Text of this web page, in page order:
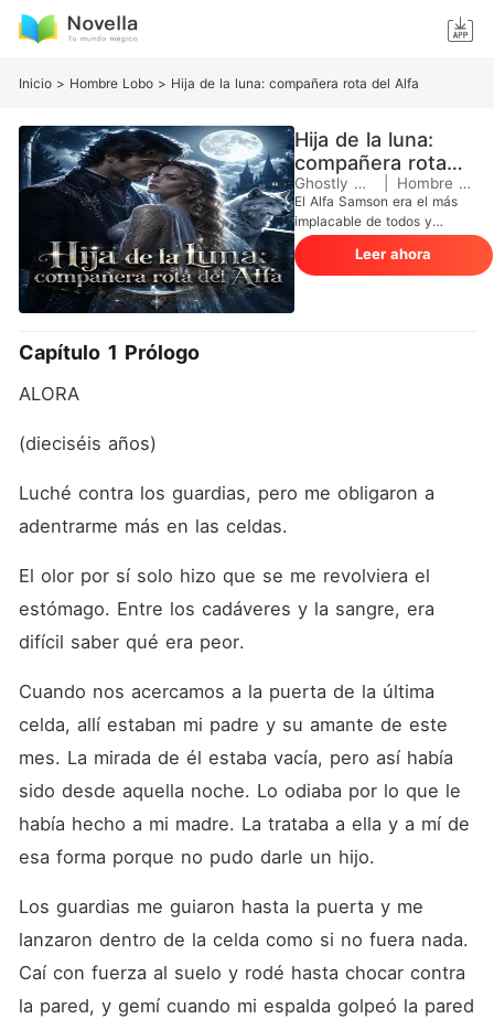
Inicio > Hombre Lobo > Hija de la luna: compañera rota del Alfa
Hija de la luna:
compañera rota
del Alfa
Ghostly Mode Hombre Lobo
El Alfa Samson era el más
implacable de todos y
lideraba la manada más
poderosa del mundo
Blackthorn. Los rumores
para celebrar la
apariencias engañan, hasta
que un tentador olor a
sangre condujo a Alfa
compañera: estaba
encadenada a la pared,
cubierta de sangre y
gravemente herida. Así, todo
mitad loba y mitad bruja, fue
acusada injustamente de un
crimen que nunca cometió.
¿Qué ocurriría cuando la
encontrara con el implacable
Alfa que resultaba ser su
mate? Mientras se
compañero, la situación dio
un inesperado giro. Alora
descubrió que todo lo que
Leer ahora
Capítulo 1 Prólogo
ALORA
(dieciséis años)
Luché contra los guardias, pero me obligaron a
adentrarme más en las celdas.
El olor por sí solo hizo que se me revolviera el
estómago. Entre los cadáveres y la sangre, era
difícil saber qué era peor.
Cuando nos acercamos a la puerta de la última
celda, allí estaban mi padre y su amante de este
mes. La mirada de él estaba vacía, pero así había
sido desde aquella noche. Lo odiaba por lo que le
había hecho a mi madre. La trataba a ella y a mí de
esa forma porque no pudo darle un hijo.
Los guardias me guiaron hasta la puerta y me
lanzaron dentro de la celda como si no fuera nada.
Caí con fuerza al suelo y rodé hasta chocar contra
la pared, y gemí cuando mi espalda golpeó la pared